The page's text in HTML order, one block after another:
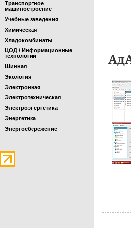
Транспортное
машиностроение
Учебные заведения
Химическая
Хладокомбинаты
ЦОД / Информационные
технологии
Шинная
Экология
Электронная
Электротехническая
Электроэнергетика
Энергетика
Энергосбережение